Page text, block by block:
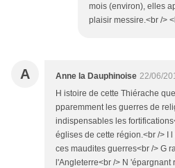
mois (environ), elles
plaisir messire.<br />
A Anne la Dauphinoise 22/06/
H istoire de cette Thiérache
pparemment les guerres de
indispensables les
églises de cette région.<br /> I
ces maudites guerres<br /> G
l'Angleterre<br /> N